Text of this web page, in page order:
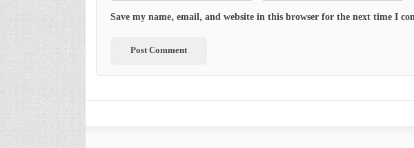
Save my name, email, and website in this browser for the next time I